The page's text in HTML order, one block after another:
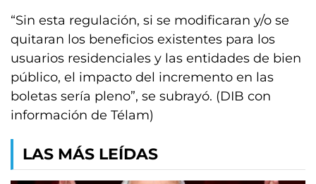
“Sin esta regulación, si se modificaran y/o se
quitaran los beneficios existentes para los
usuarios residenciales y las entidades de bien
público, el impacto del incremento en las
boletas sería pleno”, se subrayó. (DIB con
información de Télam)
LAS MÁS LEÍDAS